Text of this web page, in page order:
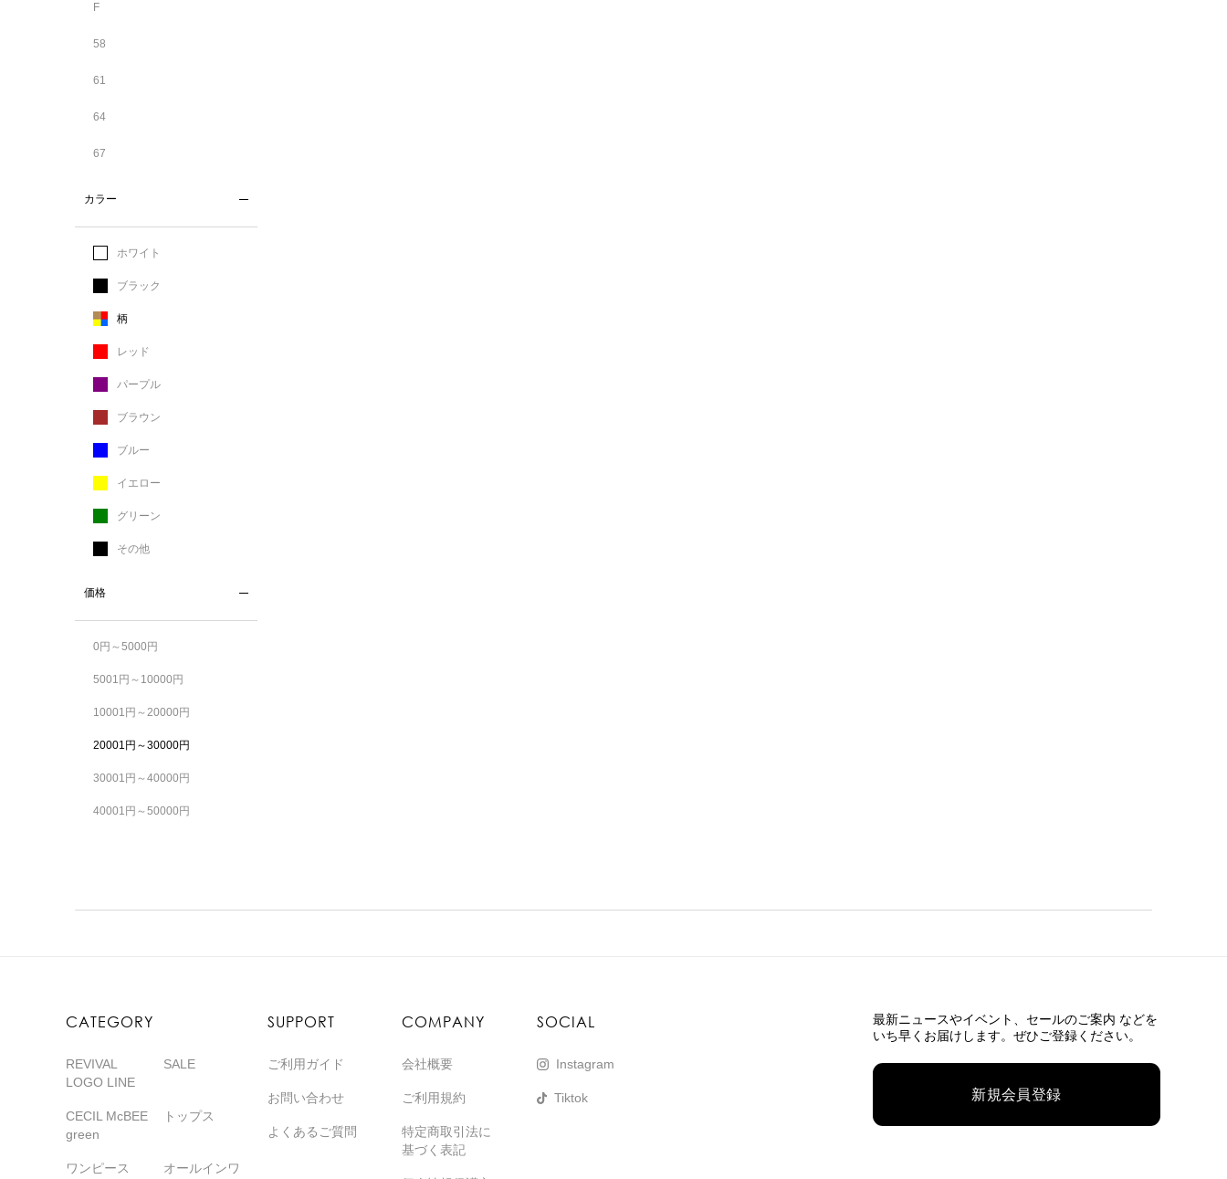
F
58
61
64
67
カラー
ホワイト
ブラック
柄
レッド
パープル
ブラウン
ブルー
イエロー
グリーン
その他
価格
0円～5000円
5001円～10000円
10001円～20000円
20001円～30000円
30001円～40000円
40001円～50000円
CATEGORY
REVIVAL
LOGO LINE
SALE
CECIL McBEE
green
トップス
ワンピース オールインワ
SUPPORT
ご利用ガイド
お問い合わせ
よくあるご質問
COMPANY
会社概要
ご利用規約
特定商取引法に
基づく表記
SOCIAL
Instagram
Tiktok
最新ニュースやイベント、 セールのご案内 などを
いち早くお届けします。ぜひご登録ください。
新規会員登録